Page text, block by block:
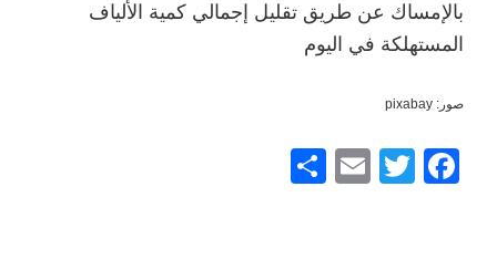
بالإمساك عن طريق تقليل إجمالي كمية الألياف
المستهلكة في اليوم
صور: pixabay
F
T
E